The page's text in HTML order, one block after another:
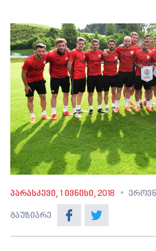
პარასკევი, 1 ივნისი, 2018
გაუზიარე